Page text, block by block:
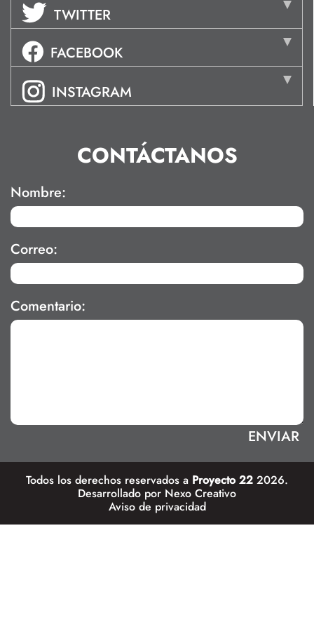
TWITTER
FACEBOOK
INSTAGRAM
CONTÁCTANOS
Nombre:
Correo:
Comentario:
Todos los derechos reservados a Proyecto 22 2026.
Desarrollado por Nexo Creativo
Aviso de privacidad